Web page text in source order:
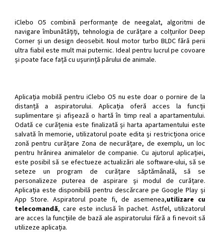
iClebo O5 combină performanțe de neegalat, algoritmi de
navigare îmbunătățiți, tehnologia de curățare a colțurilor Deep
Corner și un design deosebit. Noul motor turbo BLDC fără perii
ultra fiabil este mult mai puternic. Ideal pentru lucrul pe covoare
și poate face față cu ușurință părului de animale.
Aplicația mobilă pentru iClebo O5 nu este doar o pornire de la
distanță a aspiratorului. Aplicația oferă acces la funcții
suplimentare și afișează o hartă în timp real a apartamentului.
Odată ce curățenia este finalizată și harta apartamentului este
salvată în memorie, utilizatorul poate edita și restricționa orice
zonă pentru curățare Zona de necurățare, de exemplu, un loc
pentru hrănirea animalelor de companie. Cu ajutorul aplicației,
este posibil să se efectueze actualizări ale software-ului, să se
seteze un program de curățare săptămânală, să se
personalizeze puterea de aspirare și modul de curățare.
Aplicația este disponibilă pentru descărcare pe Google Play și
App Store. Aspiratorul poate fi, de asemenea,utilizare cu
telecomandă, care este inclusă în pachet. Astfel, utilizatorul
are acces la funcțiile de bază ale aspiratorului fără a fi nevoit să
utilizeze aplicația.